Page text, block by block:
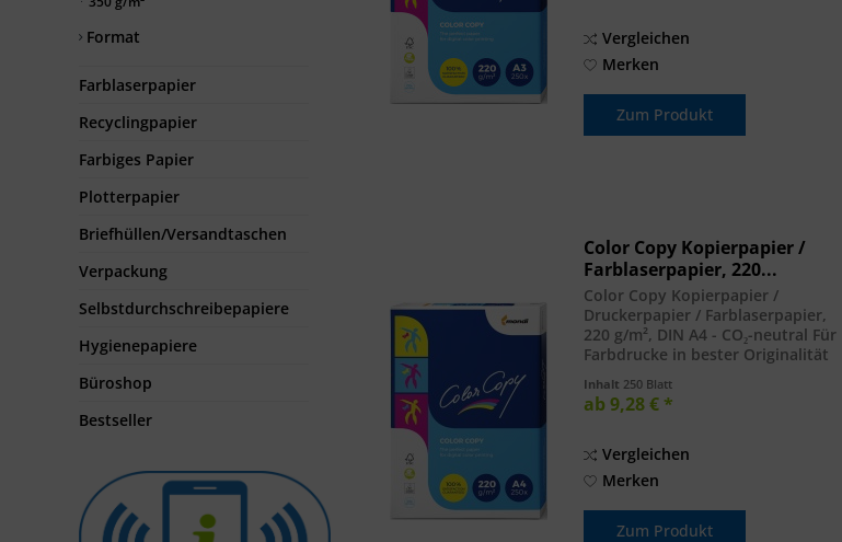
Format
Farblaserpapier
Recyclingpapier
Farbiges Papier
Plotterpapier
Briefhüllen/Versandtaschen
Verpackung
Selbstdurchschreibepapiere
Hygienepapiere
Büroshop
Bestseller
Vergleichen
Merken
Zum Produkt
Color Copy Kopierpapier /
Farblaserpapier, 220...
Color Copy Kopierpapier /
Druckerpapier / Farblaserpapier,
220 g/m², DIN A4 - CO₂-neutral Für
Farbdrucke in bester Originalität
und Inkjetdrucker. DIN A4, 220 g/m²
, Paket à 250 Blatt . hohe Glätte,...
Inhalt 250 Blatt
ab 9,28 € *
Vergleichen
Merken
Zum Produkt